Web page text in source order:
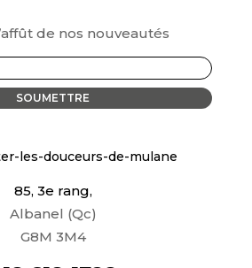
de nos nouveautés
85, 3e rang,
Albanel (Qc)
G8M 3M4